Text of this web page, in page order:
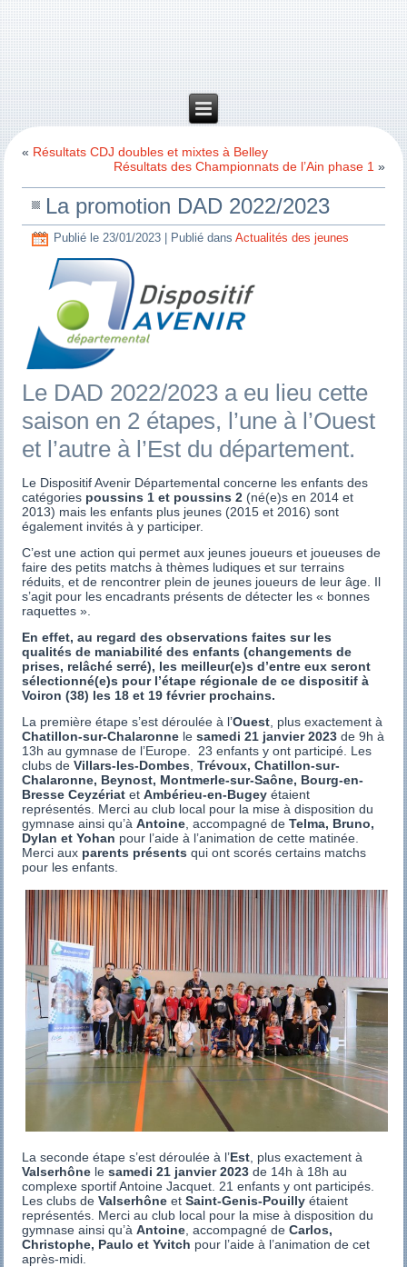
« Résultats CDJ doubles et mixtes à Belley
Résultats des Championnats de l’Ain phase 1 »
La promotion DAD 2022/2023
Publié le 23/01/2023 Publié dans Actualités des jeunes
Le DAD 2022/2023 a eu lieu cette
saison en 2 étapes, l’une à l’Ouest
et l’autre à l’Est du département.
Le Dispositif Avenir Départemental concerne les enfants des
catégories poussins 1 et poussins 2 (né(e)s en 2014 et
2013) mais les enfants plus jeunes (2015 et 2016) sont
également invités à y participer.
C’est une action qui permet aux jeunes joueurs et joueuses de
faire des petits matchs à thèmes ludiques et sur terrains
réduits, et de rencontrer plein de jeunes joueurs de leur âge. Il
s’agit pour les encadrants présents de détecter les « bonnes
raquettes ».
En effet, au regard des observations faites sur les
qualités de maniabilité des enfants (changements de
prises, relâché serré), les meilleur(e)s d’entre eux seront
sélectionné(e)s pour l’étape régionale de ce dispositif à
Voiron (38) les 18 et 19 février prochains.
La première étape s’est déroulée à l’Ouest , plus exactement à
Chatillon-sur-Chalaronne lesamedi 21 janvier 2023 de 9h à
13h au gymnase de l’Europe. 23 enfants y ont participé. Les
clubs deVillars-les-Dombes ,Trévoux, Chatillon-sur-
Chalaronne, Beynost, Montmerle-sur-Saône, Bourg-en-
Bresse Ceyzériat etAmbérieu-en-Bugey étaient
représentés. Merci au club local pour la mise à disposition du
gymnase ainsi qu’àAntoine , accompagné deTelma, Bruno,
Dylan et Yohan pour l’aide à l’animation de cette matinée.
Merci aux parents présents qui ont scorés certains matchs
pour les enfants.
La seconde étape s’est déroulée à l’Est , plus exactement à
Valserhône lesamedi 21 janvier 2023 de 14h à 18h au
complexe sportif Antoine Jacquet. 21 enfants y ont participés.
Les clubs deValserhône etSaint-Genis-Pouilly étaient
représentés. Merci au club local pour la mise à disposition du
gymnase ainsi qu’àAntoine , accompagné deCarlos,
Christophe, Paulo et Yvitch pour l’aide à l’animation de cet
après-midi.